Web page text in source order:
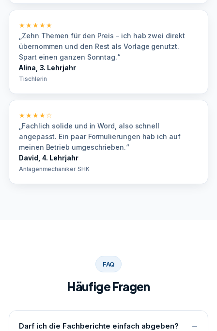
★★★★★
„Zehn Themen für den Preis – ich hab zwei direkt
übernommen und den Rest als Vorlage genutzt.
Spart einen ganzen Sonntag.“
Alina, 3. Lehrjahr
Tischlerin
★★★★☆
„Fachlich solide und in Word, also schnell
angepasst. Ein paar Formulierungen hab ich auf
meinen Betrieb umgeschrieben.“
David, 4. Lehrjahr
Anlagenmechaniker SHK
FAQ
Häufige Fragen
Darf ich die Fachberichte einfach abgeben?